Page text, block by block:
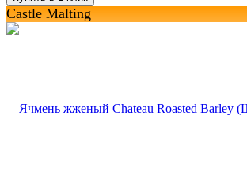
Castle Malting